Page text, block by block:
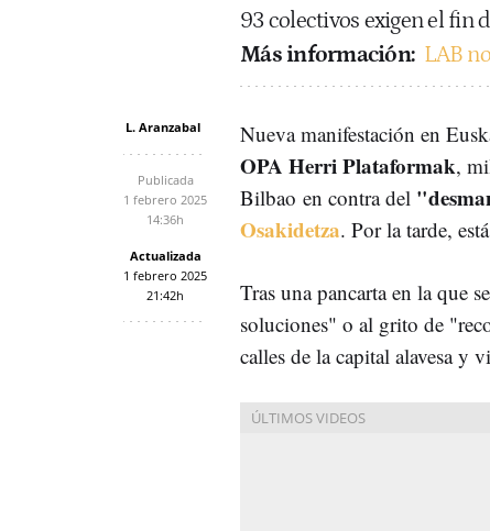
93 colectivos exigen el fin
Más información: LAB
L. Aranzabal
Publicada
1 febrero 2025
14:36h
Actualizada
1 febrero 2025
21:42h
Nueva manifestación en
OPA Herri Plataformak,
Bilbao en contra del
Osakidetza. Por la tarde,
Tras una pancarta en la que
soluciones" o al grito de
calles de la capital alavesa y